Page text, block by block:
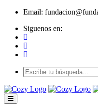
Email:
Siguenos en: